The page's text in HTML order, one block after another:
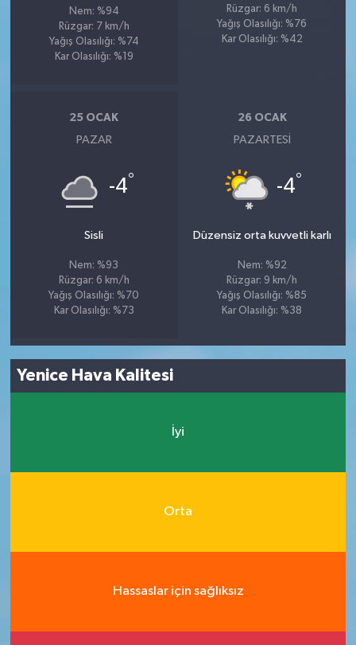
Nem: %94
Rüzgar: 7 km/h
Yağış Olasılığı: %74
Kar Olasılığı: %19
Rüzgar: 6 km/h
Yağış Olasılığı: %76
Kar Olasılığı: %42
25 OCAK
PAZAR
-4°
Sisli
Nem: %93
Rüzgar: 6 km/h
Yağış Olasılığı: %70
Kar Olasılığı: %73
26 OCAK
PAZARTESI
-4°
Düzensiz orta kuvvetli karlı
Nem: %92
Rüzgar: 9 km/h
Yağış Olasılığı: %85
Kar Olasılığı: %38
Yenice Hava Kalitesi
İyi
Orta
Hassaslar için sağlıksız